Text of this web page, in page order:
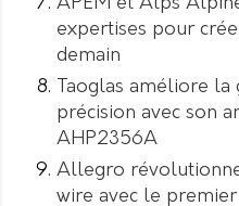
expertises pour
demain
Taoglas améliore
précision avec son
AHP2356A
Allegro
wire avec le